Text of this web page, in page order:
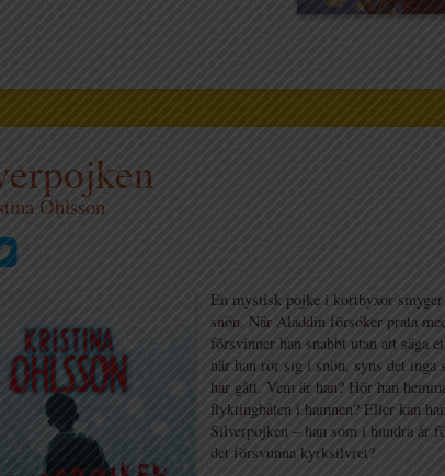
Ohlsson
En mystisk pojke i kortbyxor
snön. När Aladdin försöker prata
försvinner han snabbt utan att säga
när han rör sig i snön, syns det inga
har gått. Vem är han? Hör han
flyktingbåten i hamnen? Eller kan
Silverpojken – han som i hundra år
det försvunna kyrksilvret?